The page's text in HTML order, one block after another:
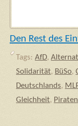
Den Rest des
Tags: AfD,
Solidarität, BüSo,
Deutschlands,
Gleichheit, Piraten